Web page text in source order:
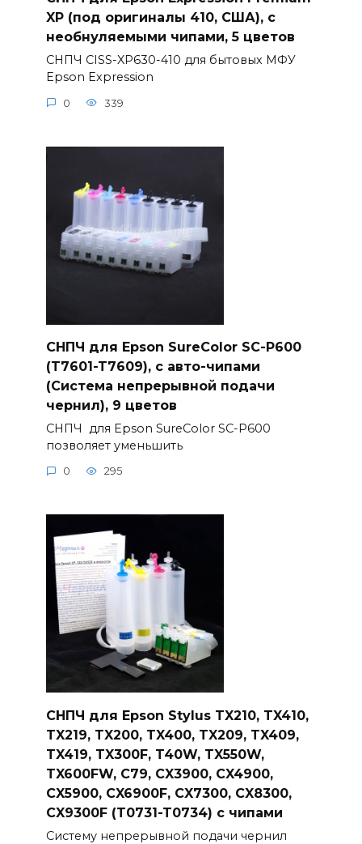
XP (под оригиналы 410, США), с
необнуляемыми чипами, 5 цветов
СНПЧ CISS-XP630-410 для бытовых МФУ
Epson Expression
0 339
СНПЧ для Epson SureColor SC-P600
(T7601-T7609), с авто-чипами
(Система непрерывной подачи
чернил), 9 цветов
СНПЧ для Epson SureColor SC-P600
позволяет уменьшить
0 295
СНПЧ для Epson Stylus TX210, TX410,
TX219, TX200, TX400, TX209, TX409,
TX419, TX300F, T40W, TX550W,
TX600FW, C79, CX3900, CX4900,
CX5900, CX6900F, CX7300, CX8300,
CX9300F (T0731-T0734) с чипами
Систему непрерывной подачи чернил